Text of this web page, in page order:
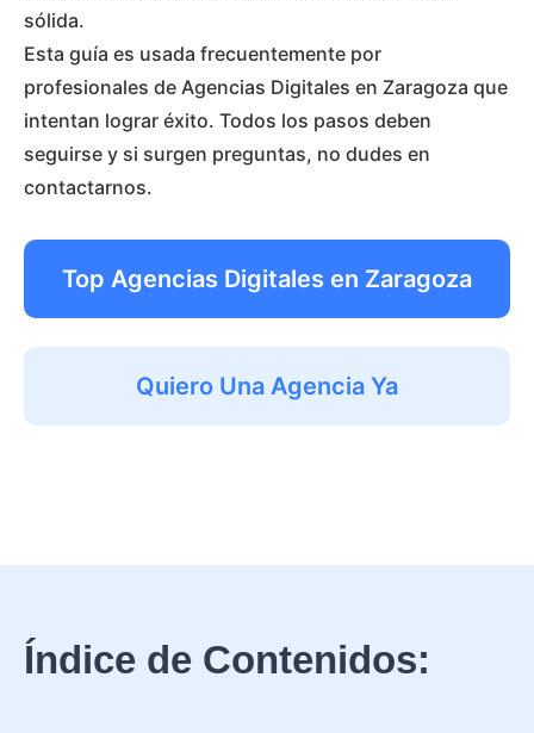
sólida.
Esta guía es usada frecuentemente por
profesionales de Agencias Digitales en Zaragoza que
intentan lograr éxito. Todos los pasos deben
seguirse y si surgen preguntas, no dudes en
contactarnos.
Top Agencias Digitales en Zaragoza
Quiero Una Agencia Ya
Índice de Contenidos: